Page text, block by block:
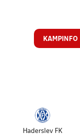
KAMPINFO
Haderslev FK